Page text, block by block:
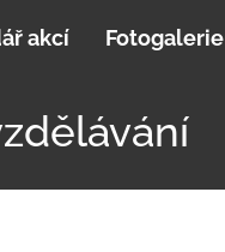
akcí Fotogalerie